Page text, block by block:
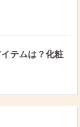
テムは？化粧